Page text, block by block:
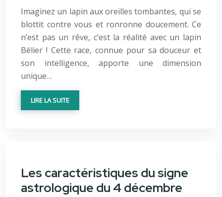
Imaginez un lapin aux oreilles tombantes, qui se
blottit contre vous et ronronne doucement. Ce
n’est pas un rêve, c’est la réalité avec un lapin
Bélier ! Cette race, connue pour sa douceur et
son intelligence, apporte une dimension
unique…
LIRE LA SUITE
Les caractéristiques du signe
astrologique du 4 décembre